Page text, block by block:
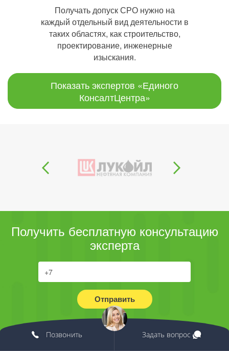
Получать допуск СРО нужно на
каждый отдельный вид деятельности в
таких областях, как строительство,
проектирование, инженерные
изыскания.
Показать экспертов «Единого
КонсалтЦентра»
Получить бесплатную консультацию
эксперта
Отправить
Согласие на обработку персональных данных (в
Позвонить Задать вопрос